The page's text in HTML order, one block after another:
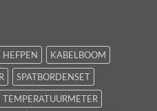
HEFPEN
KABELBOOM
SPATBORDENSET
TEMPERATUURMETER